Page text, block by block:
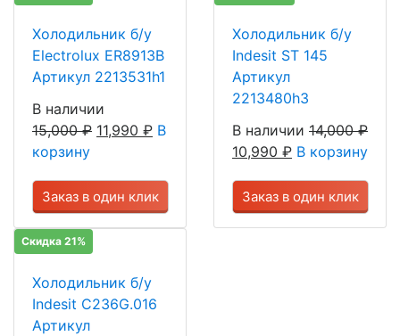
Холодильник б/у
Electrolux ER8913B
Артикул 2213531h1
В наличии
15,000₽ 11,990 ₽ В
корзину
Заказ в один клик
Холодильник б/у
Indesit ST 145
Артикул
2213480h3
В наличии 14,000₽
10,990 ₽ В корзину
Заказ в один клик
Скидка 21%
Холодильник б/у
Indesit C236G.016
Артикул